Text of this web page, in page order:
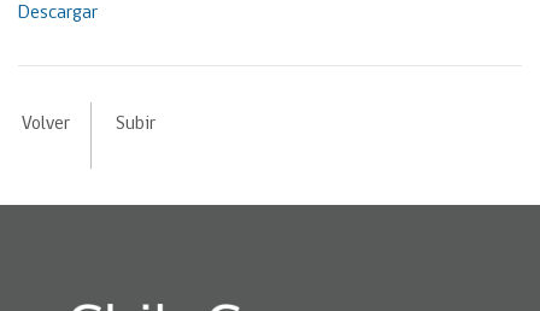
Descargar
Volver Subir